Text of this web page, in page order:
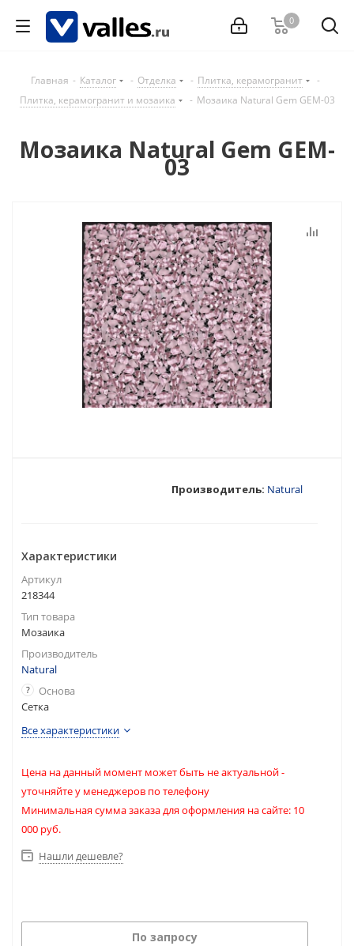
0
Главная - Каталог - Отделка - Плитка, керамогранит
-
Плитка, керамогранит и мозаика
- Мозаика Natural Gem GEM-03
Мозаика Natural Gem GEM-
03
Производитель: Natural
Характеристики
Артикул
218344
Тип товара
Мозаика
Производитель
Natural
?
Основа
Сетка
Все характеристики
Цена на данный момент может быть не актуальной -
уточняйте у менеджеров по телефону
Минимальная сумма заказа для оформления на сайте: 10
000 руб.
Нашли дешевле?
По запросу